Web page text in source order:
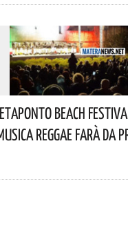
Beach
Reggae Farà